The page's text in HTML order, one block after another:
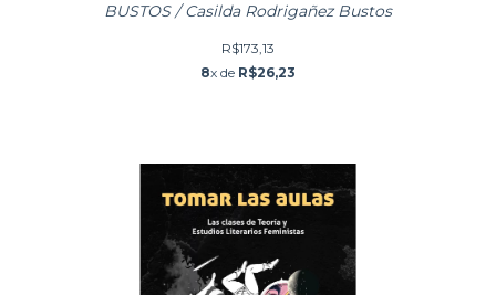
BUSTOS / Casilda Rodrigañez Bustos
R$173,13
8x de R$26,23